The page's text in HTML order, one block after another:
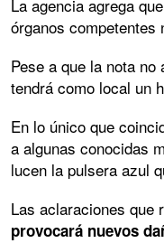
La agencia agrega que
órganos
Pese a que la nota
tendrá como local un
En lo único que
a algunas conocidas
lucen la pulsera azul
Las aclaraciones que
provocará nuevos